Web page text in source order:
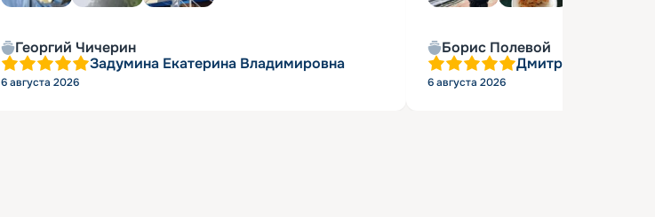
Георгий Чичерин
Задумина Екатерина Владимировна
6 августа 2026
Борис Полевой
Дмитрий
6 августа 2026